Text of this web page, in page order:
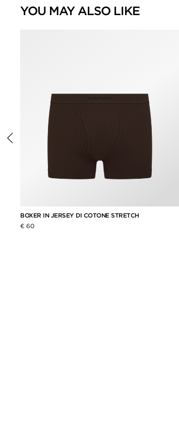
YOU MAY ALSO LIKE
BOXER IN JERSEY DI COTONE STRETCH
€ 60